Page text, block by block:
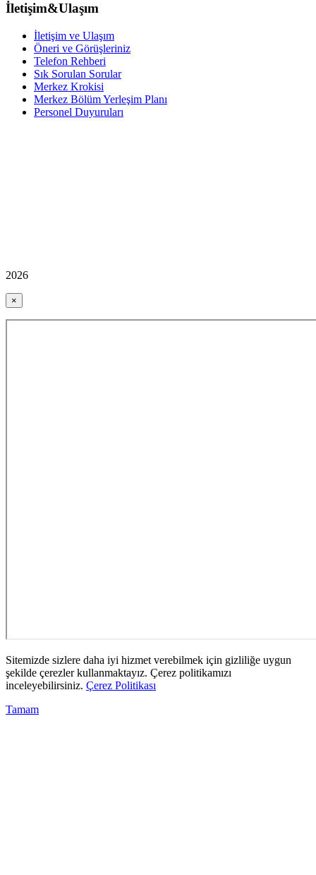
İletişim&Ulaşım
İletişim ve Ulaşım
Öneri ve Görüşleriniz
Telefon Rehberi
Sık Sorulan Sorular
Merkez Krokisi
Merkez Bölüm Yerleşim Planı
Personel Duyuruları
2026
×
Sitemizde sizlere daha iyi hizmet verebilmek için gizliliğe uygun
şekilde çerezler kullanmaktayız. Çerez politikamızı
inceleyebilirsiniz. Çerez Politikası
Tamam